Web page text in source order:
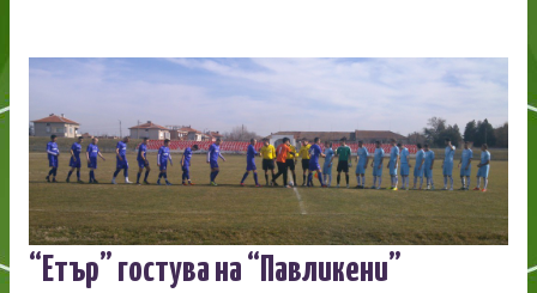
“Етър” гостува на “Павликени”